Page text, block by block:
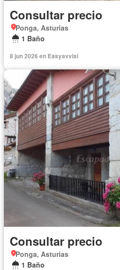
Consultar precio
Ponga, Asturias
1 Baño
8 jun 2026 en Easyavvisi
Consultar precio
Ponga, Asturias
1 Baño